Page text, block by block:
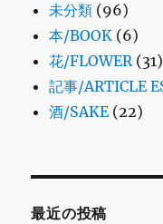
未分類 (96)
本/BOOK (6)
花/FLOWER(31)
記事/ARTICLE
酒/SAKE (22)
最近の投稿